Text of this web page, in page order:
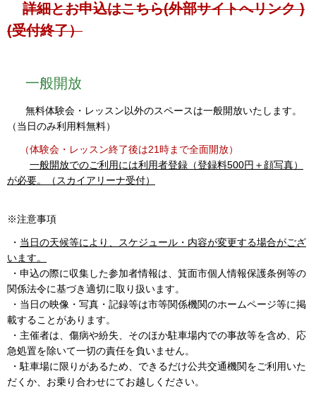
詳細とお申込はこちら(外部サイトへリンク )
(受付終了）
一般開放
無料体験会・レッスン以外のスペースは一般開放いたします。
（当日のみ利用料無料）
（体験会・レッスン終了後は21時まで全面開放）
一般開放でのご利用には利用者登録（登録料500円＋顔写真）
が必要。（スカイアリーナ受付）
※注意事項
・ 当日の天候等により、スケジュール・内容が変更する場合がござ
います。
・申込の際に収集した参加者情報は、箕面市個人情報保護条例等の
関係法令に基づき適切に取り扱います。
・当日の映像・写真・記録等は市等関係機関のホームページ等に掲
載することがあります。
・主催者は、傷病や紛失、そのほか駐車場内での事故等を含め、応
急処置を除いて一切の責任を負いません。
・駐車場に限りがあるため、できるだけ公共交通機関をご利用いた
だくか、お乗り合わせにてお越しください。